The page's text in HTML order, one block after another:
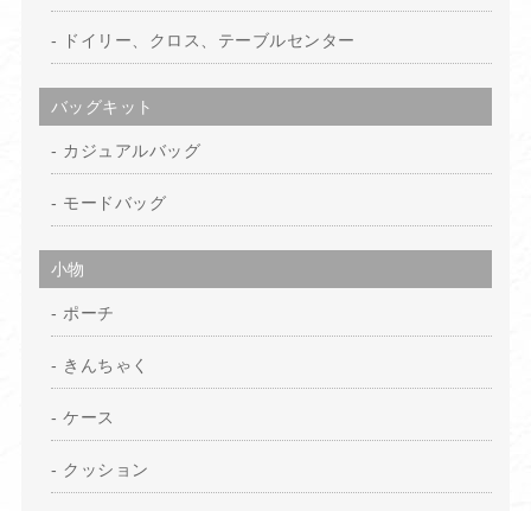
ドイリー、クロス、テーブルセンター
バッグキット
カジュアルバッグ
モードバッグ
小物
ポーチ
きんちゃく
ケース
クッション